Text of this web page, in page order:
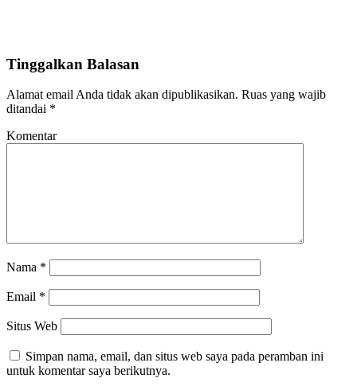
Tinggalkan Balasan
Alamat email Anda tidak akan dipublikasikan. Ruas yang wajib
ditandai *
Komentar
Nama *
Email *
Situs Web
Simpan nama, email, dan situs web saya pada peramban ini
untuk komentar saya berikutnya.